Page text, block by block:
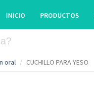
INICIO PRODUCTOS
oral CUCHILLO PARA YESO